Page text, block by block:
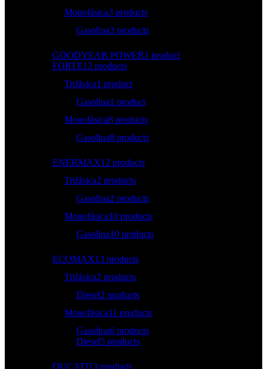
Monofásica3 products
Gasolina3 products
GOODYEAR POWER1 product
FORTE12 products
Trifásica1 product
Gasolina1 product
Monofásica8 products
Gasolina8 products
ENERMAX12 products
Trifásica2 products
Gasolina2 products
Monofásica10 products
Gasolina10 products
ECOMAX13 products
Trifásica2 products
Diesel2 products
Monofásica11 products
Gasolina6 products
Diesel5 products
DUCATI13 products